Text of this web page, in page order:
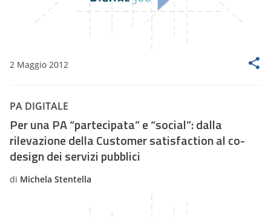
2 Maggio 2012
PA DIGITALE
Per una PA “partecipata” e “social”: dalla
rilevazione della Customer satisfaction al co-
design dei servizi pubblici
di Michela Stentella